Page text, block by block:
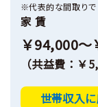
※代表的な間取りで
家 賃
￥94,000～
（共益費：￥
世帯収入